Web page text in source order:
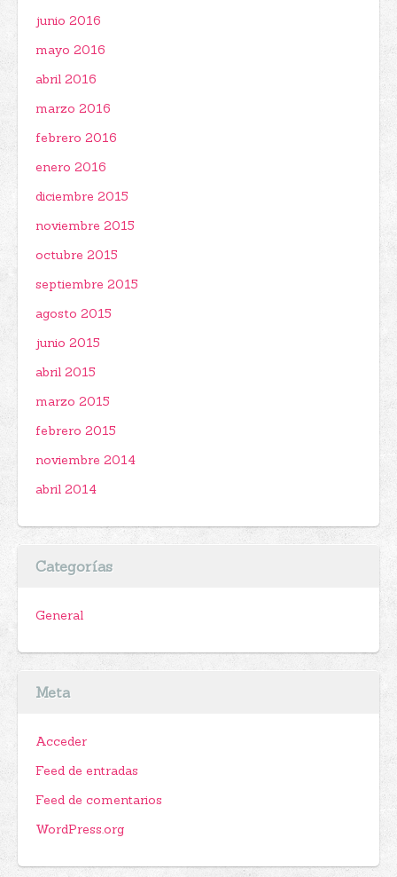
junio 2016
mayo 2016
abril 2016
marzo 2016
febrero 2016
enero 2016
diciembre 2015
noviembre 2015
octubre 2015
septiembre 2015
agosto 2015
junio 2015
abril 2015
marzo 2015
febrero 2015
noviembre 2014
abril 2014
Categorías
General
Meta
Acceder
Feed de entradas
Feed de comentarios
WordPress.org